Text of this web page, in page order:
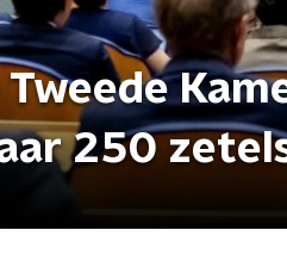
Tweede
250